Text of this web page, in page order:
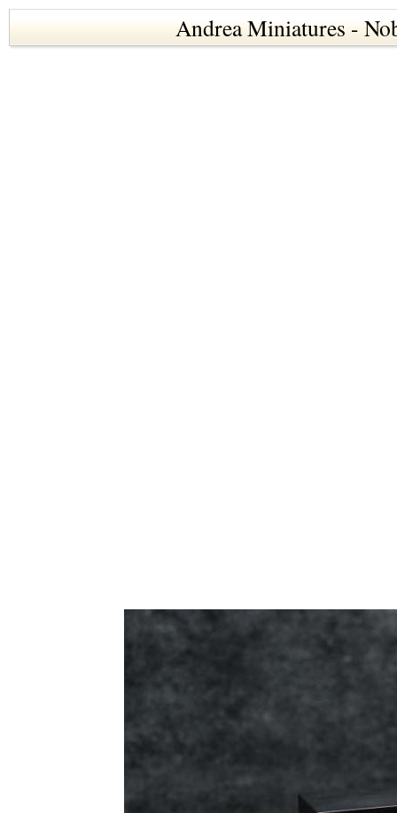
Andrea Miniatures -